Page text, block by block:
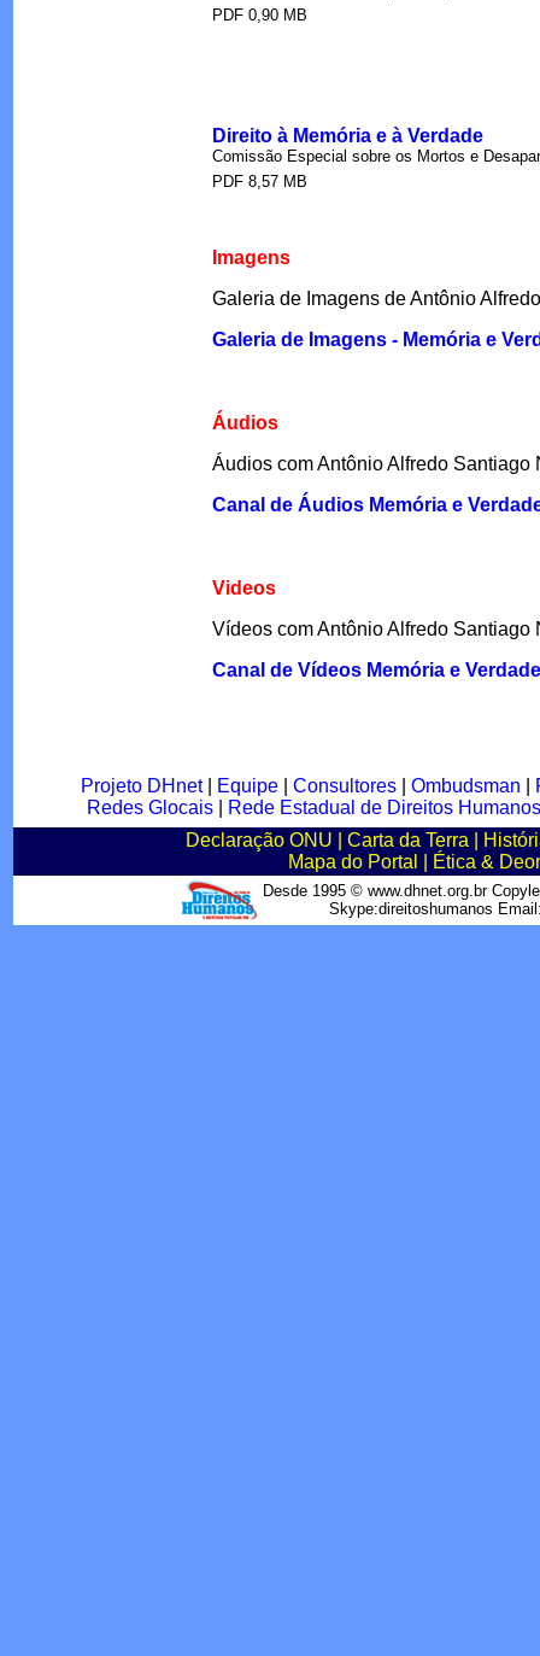
PDF 0,90 MB
Direito à Memória e à Verdade
Comissão Especial sobre os Mortos e
PDF 8,57 MB
Imagens
Galeria de Imagens de Antônio
Galeria de Imagens - Memória e
Áudios
Áudios com Antônio Alfredo Santiago
Canal de Áudios Memória e
Videos
Vídeos com Antônio Alfredo Santiago
Canal de Vídeos Memória e
Projeto DHnet| Equipe| Consultores| Ombudsman
Redes Glocais|
Rede Estadual de Direitos
Declaração ONU
Carta da Terra
Mapa do Portal
Ética &
Desde 1995 © www.dhnet.org.br
Skype:direitoshumanos